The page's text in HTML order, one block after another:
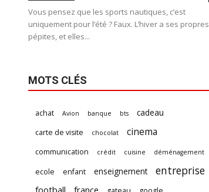
Vous pensez que les sports nautiques, c’est
uniquement pour l’été ? Faux. L’hiver a ses propres
pépites, et elles...
MOTS CLÉS
achat Avion banque bts cadeau
carte de visite chocolat cinema
communication crédit cuisine déménagement
ecole enfant enseignement entreprise
football france